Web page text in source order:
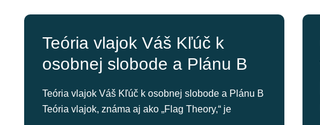
Teória vlajok Váš Kľúč k
osobnej slobode a Plánu B
Teória vlajok Váš Kľúč k osobnej slobode a Plánu B
Teória vlajok, známa aj ako „Flag Theory,“ je